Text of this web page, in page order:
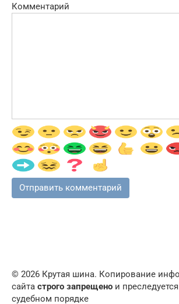
Комментарий
© 2026 Крутая шина. Копирование
сайта строго запрещено и
судебном порядке